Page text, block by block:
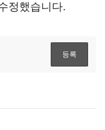
정했습니다.